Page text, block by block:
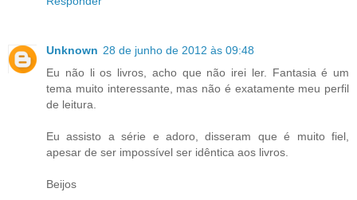
Unknown 28 de junho de 2012 às 09:48
Eu não li os livros, acho que não irei ler. Fantasia é um
tema muito interessante, mas não é exatamente meu perfil
de leitura.
Eu assisto a série e adoro, disseram que é muito fiel,
apesar de ser impossível ser idêntica aos livros.
Beijos